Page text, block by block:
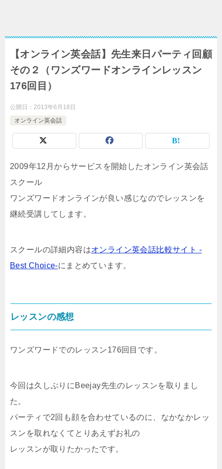
【オンライン英会話】先生来日パーティ回顧
その２（ワンズワードオンラインレッスン
176回目）
公開日： 2013年6月18日
オンライン英会話
2009年12月からサービスを開始したオンライン英会話
スクール
ワンズワードオンラインが良い感じなのでレッスンを
継続受講してします。
スクールの詳細内容はオンライン英会話比較サイト -
Best Choice-にまとめています。
レッスンの感想
ワンズワードでのレッスン176回目です。
今回は久しぶりにBeejay先生のレッスンを取りまし
た。
パーティで2回も顔を合わせているのに、なかなかレッ
スンを取れなくてとりあえずお礼の
レッスンが取りたかったです。